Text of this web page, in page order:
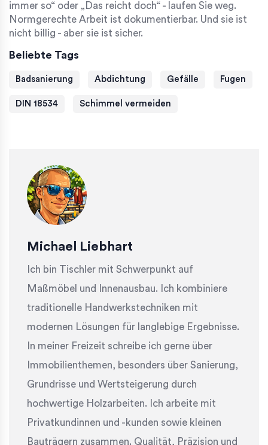
immer so“ oder „Das reicht doch“ - laufen Sie weg.
Normgerechte Arbeit ist dokumentierbar. Und sie ist
nicht billig - aber sie ist sicher.
Beliebte Tags
Badsanierung Abdichtung Gefälle Fugen
DIN 18534 Schimmel vermeiden
Michael Liebhart
Ich bin Tischler mit Schwerpunkt auf
Maßmöbel und Innenausbau. Ich kombiniere
traditionelle Handwerkstechniken mit
modernen Lösungen für langlebige Ergebnisse.
In meiner Freizeit schreibe ich gerne über
Immobilienthemen, besonders über Sanierung,
Grundrisse und Wertsteigerung durch
hochwertige Holzarbeiten. Ich arbeite mit
Privatkundinnen und -kunden sowie kleinen
Bauträgern zusammen. Qualität, Präzision und